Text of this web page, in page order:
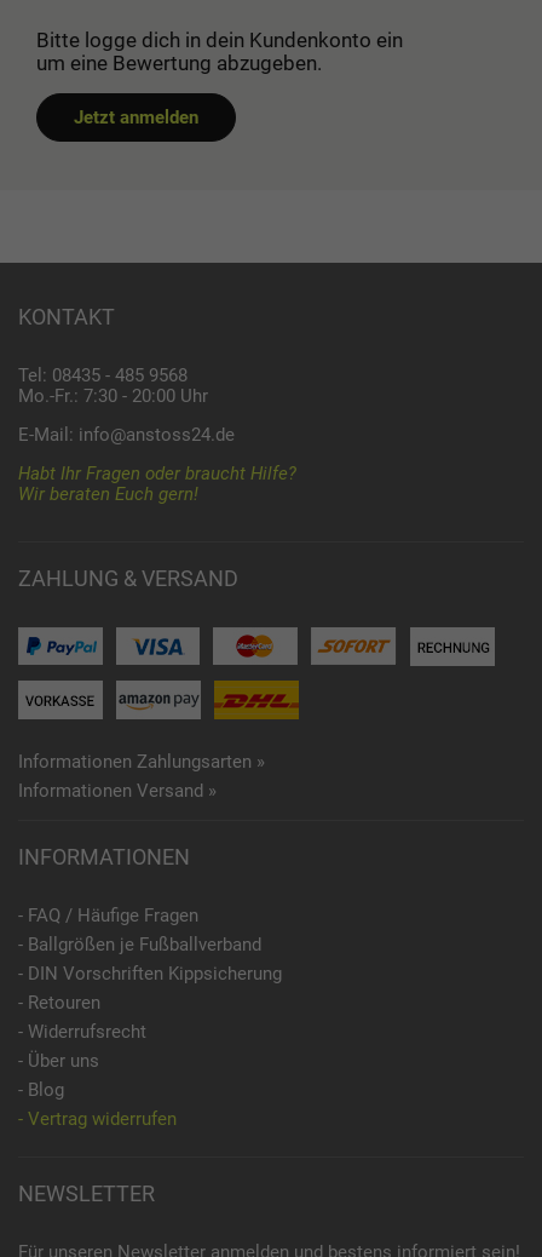
Bitte logge dich in dein Kundenkonto ein
um eine Bewertung abzugeben.
Jetzt anmelden
KONTAKT
Tel: 08435 - 485 9568
Mo.-Fr.: 7:30 - 20:00 Uhr
E-Mail: info@anstoss24.de
Habt Ihr Fragen oder braucht Hilfe?
Wir beraten Euch gern!
ZAHLUNG & VERSAND
Informationen Zahlungsarten »
Informationen Versand »
INFORMATIONEN
- FAQ / Häufige Fragen
- Ballgrößen je Fußballverband
- DIN Vorschriften Kippsicherung
- Retouren
- Widerrufsrecht
- Über uns
- Blog
- Vertrag widerrufen
NEWSLETTER
Für unseren Newsletter anmelden und bestens informiert sein!